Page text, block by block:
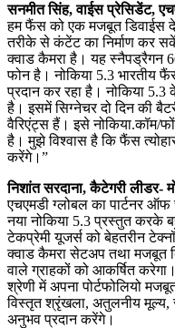
सनमीत सिंह, वाईस प्रेसिडेंट,
हम फैंस को एक मजबूत डिवाईस
तरीके से कंटेंट का निर्माण कर
क्वाड कैमरा है। यह स्नैपड्रैगन
फोन है। नोकिया 5.3 भारतीय
प्रदान कर रहा है। नोकिया
है। इसमें सिग्नेचर दो दिन की
वैरिएंट्स हैं। इसे
है। मुझे विश्वास है कि फैंस
करेंगे।”
निशांत सरदाना, कैटेगरी लीडर-
एचएमडी ग्लोबल का पार्टनर
नया नोकिया 5.3 प्रस्तुत
टेकप्रेमी यूजर्स को बेहतरीन
क्वाड कैमरा सेटअप तथा मजबूत
वाले ग्राहकों को आकर्षित
श्रेणी में अपना पोर्टफोलियो
विस्तृत श्रृंखला, अतुलनीय मूल्य,
अनुभव प्रदान करेंगे।